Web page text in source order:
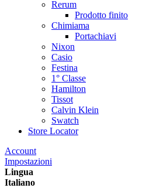
Rerum
Prodotto finito
Chimiama
Portachiavi
Nixon
Casio
Festina
1° Classe
Hamilton
Tissot
Calvin Klein
Swatch
Store Locator
Account
Impostazioni
Lingua
Italiano